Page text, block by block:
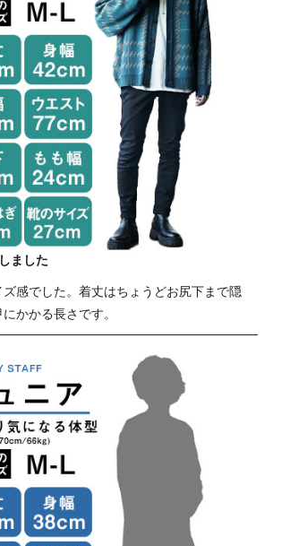
ました
感でした。着丈はちょうどお尻下まで隠
かかる長さです。